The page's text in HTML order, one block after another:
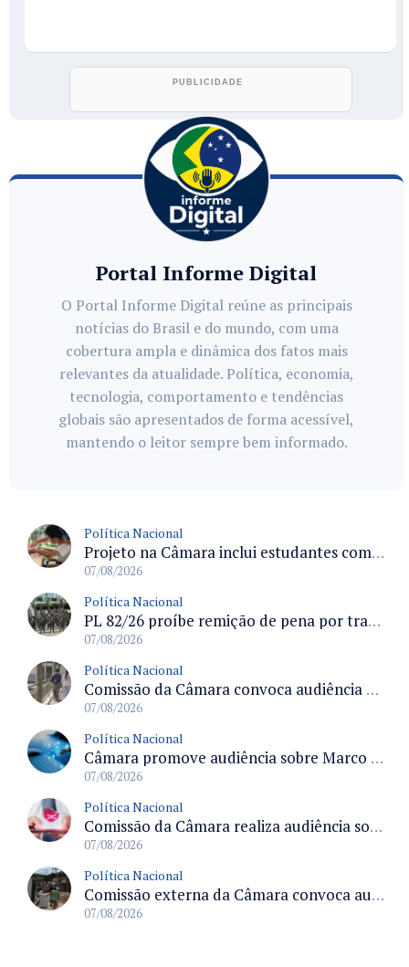
Portal Informe Digital
O Portal Informe Digital reúne as principais
notícias do Brasil e do mundo, com uma
cobertura ampla e dinâmica dos fatos mais
relevantes da atualidade. Política, economia,
tecnologia, comportamento e tendências
globais são apresentados de forma acessível,
mantendo o leitor sempre bem informado.
Política Nacional
Projeto na Câmara inclui estudantes com deficiência no regime escolar especial da LDB e estabelece critérios para frequência
07/08/2026
Política Nacional
PL 82/26 proíbe remição de pena por trabalho em funções militares para condenados por crimes contra o Estado Democrático de Direito
07/08/2026
Política Nacional
Comissão da Câmara convoca audiência para discutir misoginia nas escolas e universidades após divulgação de listas misóginas
07/08/2026
Política Nacional
Câmara promove audiência sobre Marco de Fomento à Economia Digital e impactos da inteligência artificial
07/08/2026
Política Nacional
Comissão da Câmara realiza audiência sobre apostas online para medir o tamanho do mercado ilegal
07/08/2026
Política Nacional
Comissão externa da Câmara convoca audiência pública sobre chuvas na Zona da Mata de Minas Gerais e impactos em Juiz de Fora
07/08/2026